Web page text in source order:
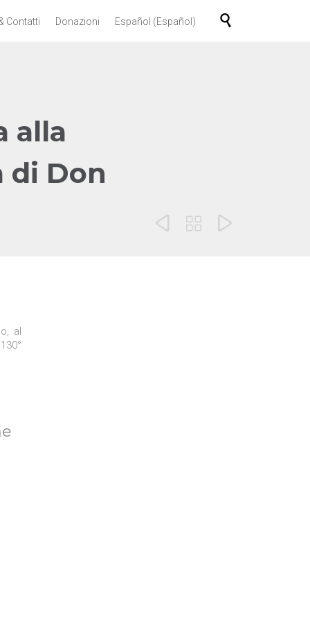
Skip
Contatti Donazioni Español (Español ) 
alla
di Don
  
al